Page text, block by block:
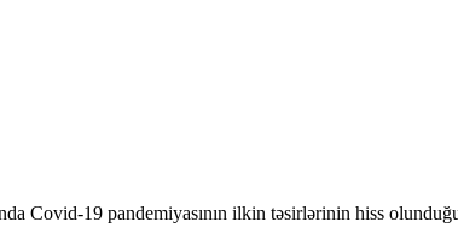
Covid-19 pandemiyasının ilkin təsirlərinin hiss